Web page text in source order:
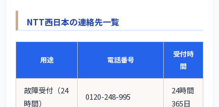
NTT西日本の連絡先一覧
用途 電話番号
受付時
間
故障受付（24
時間）
0120-248-995
24時間
365日